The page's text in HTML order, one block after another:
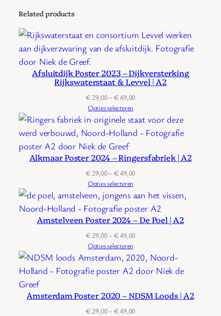
Related products
Afsluitdijk Poster 2023 – Dijkversterking
Rijkswaterstaat & Levvel | A2
€ 29,00– €49,00Prijsklasse:
tot
€ 49,00
Opties selecteren
Alkmaar Poster 2024 – Ringersfabriek | A2
€ 29,00– €49,00Prijsklasse:
tot
€ 49,00
Opties selecteren
Amstelveen Poster 2024 – De Poel | A2
€ 29,00– €49,00Prijsklasse:
tot
€ 49,00
Opties selecteren
Amsterdam Poster 2020 – NDSM Loods | A2
€ 29,00– €49,00Prijsklasse: